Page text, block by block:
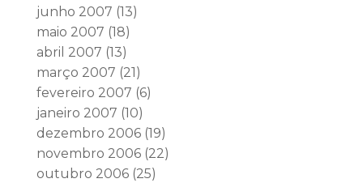
junho 2007 (13)
maio 2007 (18)
abril 2007 (13)
março 2007 (21)
fevereiro 2007 (6)
janeiro 2007 (10)
dezembro 2006(19)
novembro 2006(22)
outubro 2006(25)